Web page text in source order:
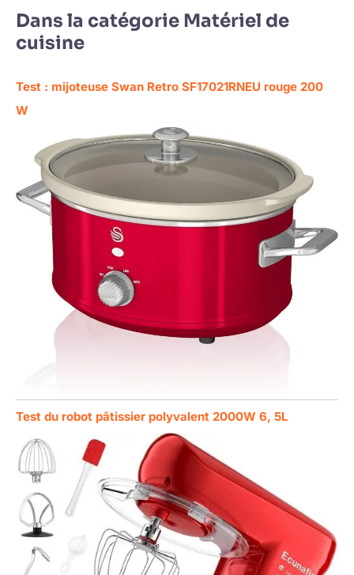
Dans la catégorie Matériel de
cuisine
Test : mijoteuse Swan Retro SF17021RNEU rouge 200
W
Test du robot pâtissier polyvalent 2000W 6, 5L